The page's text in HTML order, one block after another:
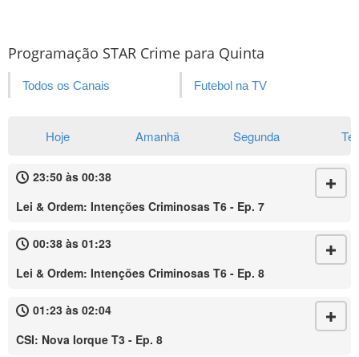
Programação STAR Crime para Quinta
Todos os Canais Futebol na TV
Hoje Amanhã Segunda
23:50 às 00:38
Lei & Ordem: Intenções Criminosas T6 - Ep. 7
00:38 às 01:23
Lei & Ordem: Intenções Criminosas T6 - Ep. 8
01:23 às 02:04
CSI: Nova Iorque T3 - Ep. 8